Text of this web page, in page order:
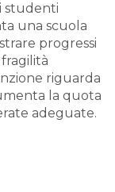
studenti
una scuola
progressi
riguarda
la quota
adeguate.